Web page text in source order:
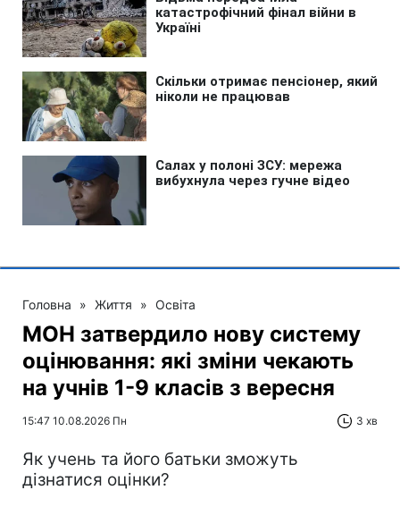
Головна » Життя » Освіта
МОН затвердило нову систему
оцінювання: які зміни чекають
на учнів 1-9 класів з вересня
15:47 10.08.2026 Пн 3 хв
Як учень та його батьки зможуть
дізнатися оцінки?